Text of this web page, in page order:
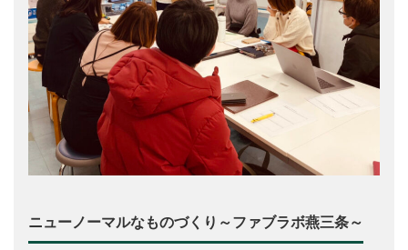
ニューノーマルなものづくり～ファブラボ燕三条～